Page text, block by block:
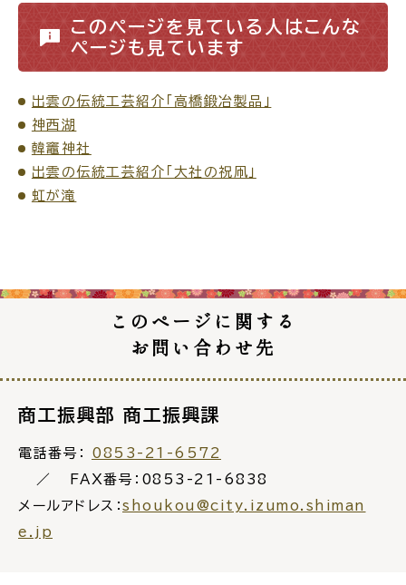
目的から探
届出・手続・申請 税金
ごみ・リサイクル 防災
ライフライン 公共交通
このページを見ている人はこんな
ページも見ています
出雲の伝統工芸紹介「高橋鍛冶製品」
神西湖
韓竈神社
出雲の伝統工芸紹介「大社の祝凧」
虹が滝
このページに関する
お問い合わせ先
商工振興部 商工振興課
電話番号： 0853-21-6572
FAX番号：0853-21-6838
メールアドレス： shoukou@city.izumo.shiman
e.jp